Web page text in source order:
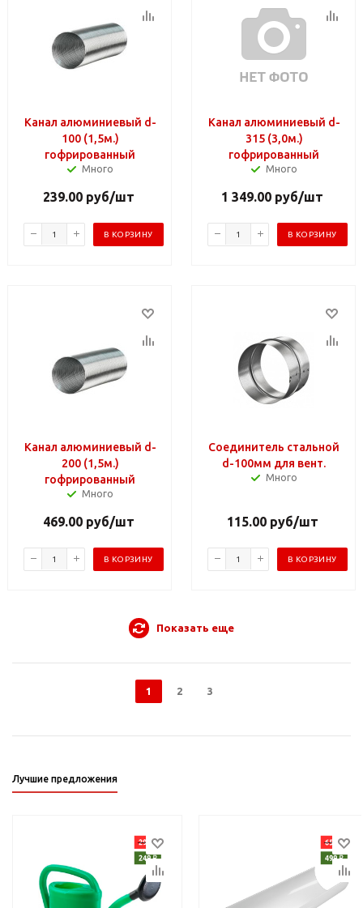
Канал алюминиевый d-
100 (1,5м.)
гофрированный
Много
239.00руб/шт
В КОРЗИНУ
Канал алюминиевый d-
315 (3,0м.)
гофрированный
Много
1 349.00 руб/шт
В КОРЗИНУ
Канал алюминиевый d-
200 (1,5м.)
гофрированный
Много
469.00руб/шт
В КОРЗИНУ
Соединитель стальной
d-100мм для вент.
Много
115.00руб/шт
В КОРЗИНУ
Показать еще
1 2 3
Лучшие предложения